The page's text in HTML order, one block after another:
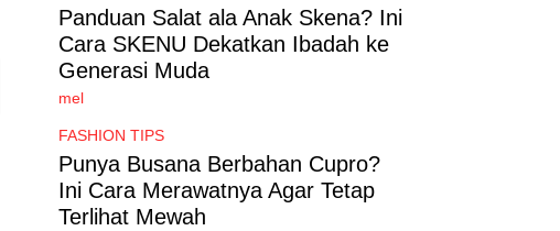
Panduan Salat ala Anak Skena? Ini
Cara SKENU Dekatkan Ibadah ke
Generasi Muda
mel
FASHION TIPS
Punya Busana Berbahan Cupro?
Ini Cara Merawatnya Agar Tetap
Terlihat Mewah